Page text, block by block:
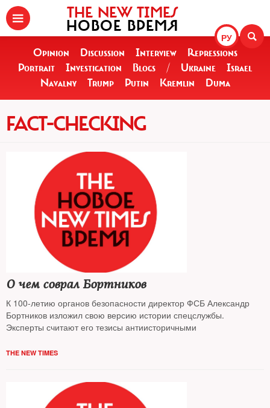
РУ
THE NEW TIMES
НОВОЕ ВРЕМЯ
Opinion Discussion Interview
Repressions
Portrait
Investigation Blogs / Ukraine
Israel
Navalny
Trump Putin Kremlin Duma
FACT-CHECKING
О чем соврал Бортников
К 100-летию органов безопасности директор ФСБ Александр
Бортников изложил свою версию истории спецслужбы.
Эксперты считают его тезисы антиисторичными
THE NEW TIMES